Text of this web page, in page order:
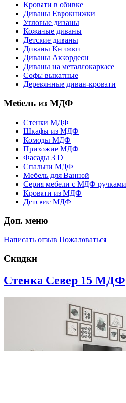
Кровати в обивке
Диваны Еврокнижки
Угловые диваны
Кожаные диваны
Детские диваны
Диваны Книжки
Диваны Аккордеон
Диваны на металлокаркасе
Софы выкатные
Деревянные диван-кровати
Мебель из МДФ
Стенки МДФ
Шкафы из МДФ
Комоды МДФ
Прихожие МДФ
Фасады 3 D
Спальни МДФ
Мебель для Ванной
Серия мебели с МДФ ручками
Кровати из МДФ
Детские МДФ
Доп. меню
Написать отзыв Пожаловаться
Скидки
Стенка Север 15 МДФ